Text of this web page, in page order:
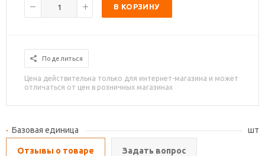
В КОРЗИНУ
Поделиться
Цена действительна только для интернет-магазина и может
отличаться от цен в розничных магазинах
Базовая единица шт
Отзывы о товаре Задать вопрос